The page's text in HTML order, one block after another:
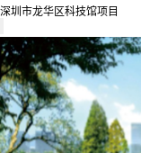
深圳市龙华区科技馆项目